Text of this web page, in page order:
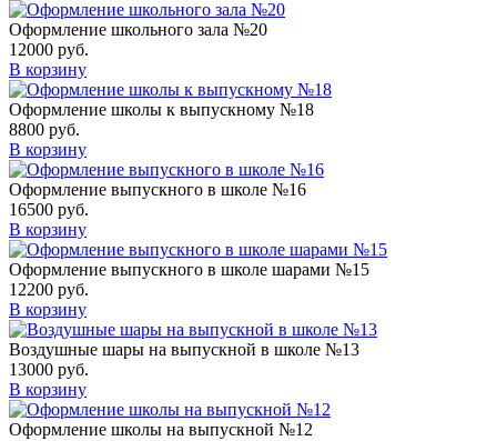
Оформление школьного зала №20
12000 руб.
В корзину
Оформление школы к выпускному №18
8800 руб.
В корзину
Оформление выпускного в школе №16
16500 руб.
В корзину
Оформление выпускного в школе шарами №15
12200 руб.
В корзину
Воздушные шары на выпускной в школе №13
13000 руб.
В корзину
Оформление школы на выпускной №12